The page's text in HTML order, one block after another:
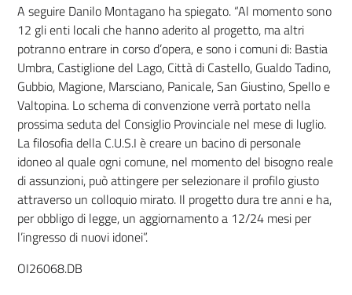
A seguire Danilo Montagano ha spiegato. “Al momento sono
12 gli enti locali che hanno aderito al progetto, ma altri
potranno entrare in corso d’opera, e sono i comuni di: Bastia
Umbra, Castiglione del Lago, Città di Castello, Gualdo Tadino,
Gubbio, Magione, Marsciano, Panicale, San Giustino, Spello e
Valtopina. Lo schema di convenzione verrà portato nella
prossima seduta del Consiglio Provinciale nel mese di luglio.
La filosofia della C.U.S.I è creare un bacino di personale
idoneo al quale ogni comune, nel momento del bisogno reale
di assunzioni, può attingere per selezionare il profilo giusto
attraverso un colloquio mirato. Il progetto dura tre anni e ha,
per obbligo di legge, un aggiornamento a 12/24 mesi per
l’ingresso di nuovi idonei”.
OI26068.DB